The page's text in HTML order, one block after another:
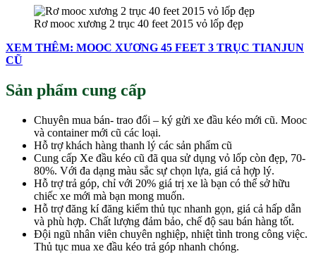
Rơ mooc xương 2 trục 40 feet 2015 vỏ lốp đẹp
XEM THÊM: MOOC XƯƠNG 45 FEET 3 TRỤC TIANJUN
CŨ
Sản phẩm cung cấp
Chuyên mua bán- trao đổi – ký gửi xe đầu kéo mới cũ. Mooc
và container mới cũ các loại.
Hỗ trợ khách hàng thanh lý các sản phẩm cũ
Cung cấp Xe đầu kéo cũ đã qua sử dụng vỏ lốp còn đẹp, 70-
80%. Với đa dạng màu sắc sự chọn lựa, giá cả hợp lý.
Hỗ trợ trả góp, chỉ với 20% giá trị xe là bạn có thể sở hữu
chiếc xe mới mà bạn mong muốn.
Hỗ trợ đăng kí đăng kiểm thủ tục nhanh gọn, giá cả hấp dẫn
và phù hợp. Chất lượng đảm bảo, chế độ sau bán hàng tốt.
Đội ngũ nhân viên chuyên nghiệp, nhiệt tình trong công việc.
Thủ tục mua xe đầu kéo trả góp nhanh chóng.